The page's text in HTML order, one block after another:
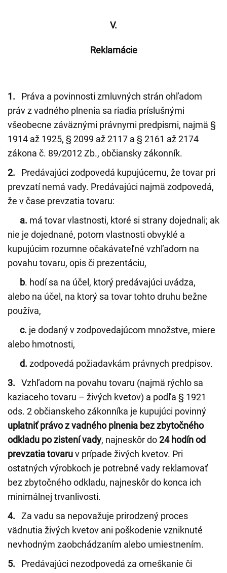
V.
Reklamácie
1. Práva a povinnosti zmluvných strán ohľadom
práv z vadného plnenia sa riadia príslušnými
všeobecne záväznými právnymi predpismi, najmä §
1914 až 1925, § 2099 až 2117 a § 2161 až 2174
zákona č. 89/2012 Zb., občiansky zákonník.
2. Predávajúci zodpovedá kupujúcemu, že tovar pri
prevzatí nemá vady. Predávajúci najmä zodpovedá,
že v čase prevzatia tovaru:
a. má tovar vlastnosti, ktoré si strany dojednali; ak
nie je dojednané, potom vlastnosti obvyklé a
kupujúcim rozumne očakávateľné vzhľadom na
povahu tovaru, opis či prezentáciu,
b. hodí sa na účel, ktorý predávajúci uvádza,
alebo na účel, na ktorý sa tovar tohto druhu bežne
používa,
c. je dodaný v zodpovedajúcom množstve, miere
alebo hmotnosti,
d. zodpovedá požiadavkám právnych predpisov.
3.
Vzhľadom na povahu tovaru (najmä rýchlo sa
kaziaceho tovaru – živých kvetov) a podľa § 1921
ods. 2 občianskeho zákonníka je kupujúci povinný
uplatniť právo z vadného plnenia bez zbytočného
odkladu po zistení vady, najneskôr do24 hodín od
prevzatia tovaruv prípade živých kvetov. Pri
ostatných výrobkoch je potrebné vady reklamovať
bez zbytočného odkladu, najneskôr do konca ich
minimálnej trvanlivosti.
4. Za vadu sa nepovažuje prirodzený proces
vädnutia živých kvetov ani poškodenie vzniknuté
nevhodným zaobchádzaním alebo umiestnením.
5. Predávajúci nezodpovedá za omeškanie či